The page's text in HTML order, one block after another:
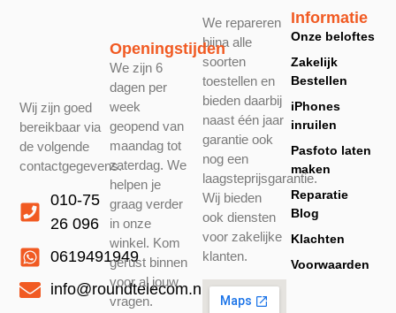
Wij zijn goed
bereikbaar via
de volgende
contactgegevens.
010-75
26 096
0619491949
info@roundtelecom.nl
We repareren
bijna alle
soorten
toestellen en
bieden daarbij
naast één jaar
garantie ook
nog een
laagsteprijsgarantie.
Wij bieden
ook diensten
voor zakelijke
klanten.
Openingstijden
We zijn 6
dagen per
week
geopend van
maandag tot
zaterdag. We
helpen je
graag verder
in onze
winkel. Kom
gerust binnen
voor al jouw
vragen.
Informatie
Onze beloftes
Zakelijk
Bestellen
iPhones
inruilen
Pasfoto laten
maken
Reparatie
Blog
Klachten
Voorwaarden